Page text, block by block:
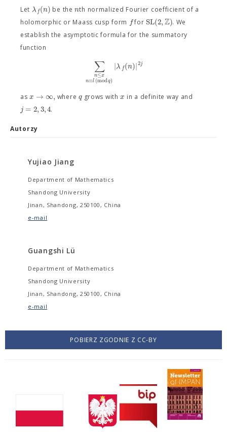
Let λ f(n) be thenth normalized Fourier coefficient of a
holomorphic or Maass cusp form fforSL(2,Z). We
establish the asymptotic formula for the summatory
function
∑
n≤x
n≡l (modq)
|λ f(n)|2j
asx → ∞, where qgrows withx in a definite way and
j = 2,3,4.
Autorzy
Yujiao Jiang
Department of Mathematics
Shandong University
Jinan, Shandong, 250100, China
e-mail
Guangshi Lü
Department of Mathematics
Shandong University
Jinan, Shandong, 250100, China
e-mail
POBIERZ ZGODNIE Z CC-BY